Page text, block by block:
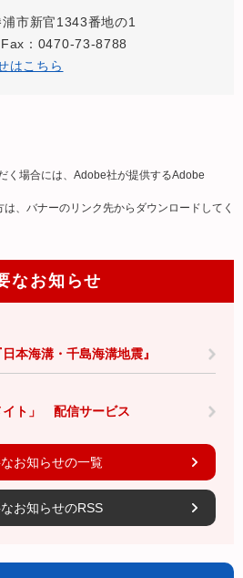
市新官1343番地の1
Fax：0470-73-8788
はこちら
く場合には、Adobe社が提供するAdobe
、バナーのリンク先からダウンロードしてく
なお知らせ
本海溝・千島海溝地震』
イト」 配信サービス
お知らせの一覧
お知らせのRSS